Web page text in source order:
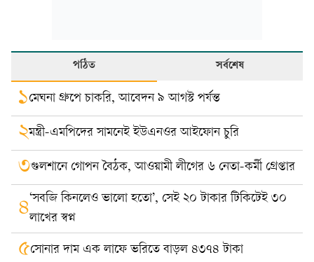
পঠিত সর্বশেষ
১মেঘনা গ্রুপে চাকরি, আবেদন ৯ আগস্ট পর্যন্ত
২মন্ত্রী-এমপিদের সামনেই ইউএনওর আইফোন চুরি
৩গুলশানে গোপন বৈঠক, আওয়ামী লীগের ৬ নেতা-কর্মী গ্রেপ্তার
৪‘সবজি কিনলেও ভালো হতো’, সেই ২০ টাকার টিকিটেই ৩০
লাখের স্বপ্ন
৫সোনার দাম এক লাফে ভরিতে বাড়ল ৪৩৭৪ টাকা